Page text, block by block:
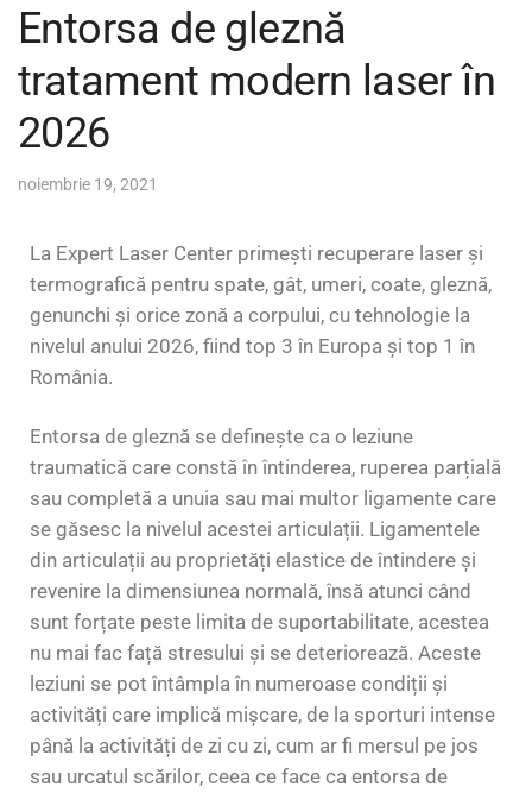
Entorsa de gleznă
tratament modern laser în
2026
noiembrie 19, 2021
La Expert Laser Center primești recuperare laser și
termografică pentru spate, gât, umeri, coate, gleznă,
genunchi și orice zonă a corpului, cu tehnologie la
nivelul anului 2026, fiind top 3 în Europa și top 1 în
România.
Entorsa de gleznă se definește ca o leziune
traumatică care constă în întinderea, ruperea parțială
sau completă a unuia sau mai multor ligamente care
se găsesc la nivelul acestei articulații. Ligamentele
din articulații au proprietăți elastice de întindere și
revenire la dimensiunea normală, însă atunci când
sunt forțate peste limita de suportabilitate, acestea
nu mai fac față stresului și se deteriorează. Aceste
leziuni se pot întâmpla în numeroase condiții și
activități care implică mișcare, de la sporturi intense
până la activități de zi cu zi, cum ar fi mersul pe jos
sau urcatul scărilor, ceea ce face ca entorsa de